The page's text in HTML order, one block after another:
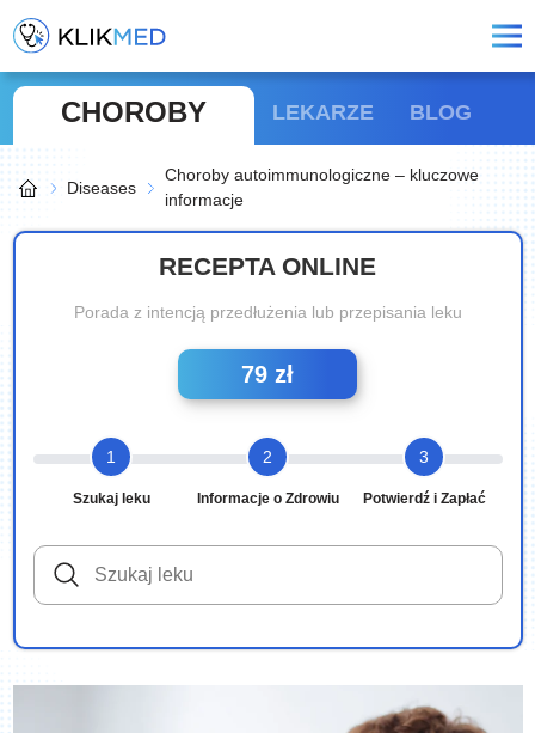
CHOROBY LEKARZE BLOG
Diseases
Choroby autoimmunologiczne – kluczowe
informacje
RECEPTA ONLINE
Porada z intencją przedłużenia lub przepisania leku
79 zł
1
Szukaj leku
2
Informacje o Zdrowiu
3
Potwierdź i Zapłać